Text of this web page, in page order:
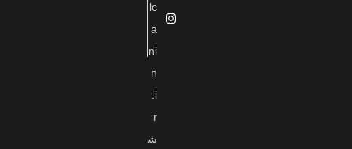
lc
a
ni
n
.i
r
ش